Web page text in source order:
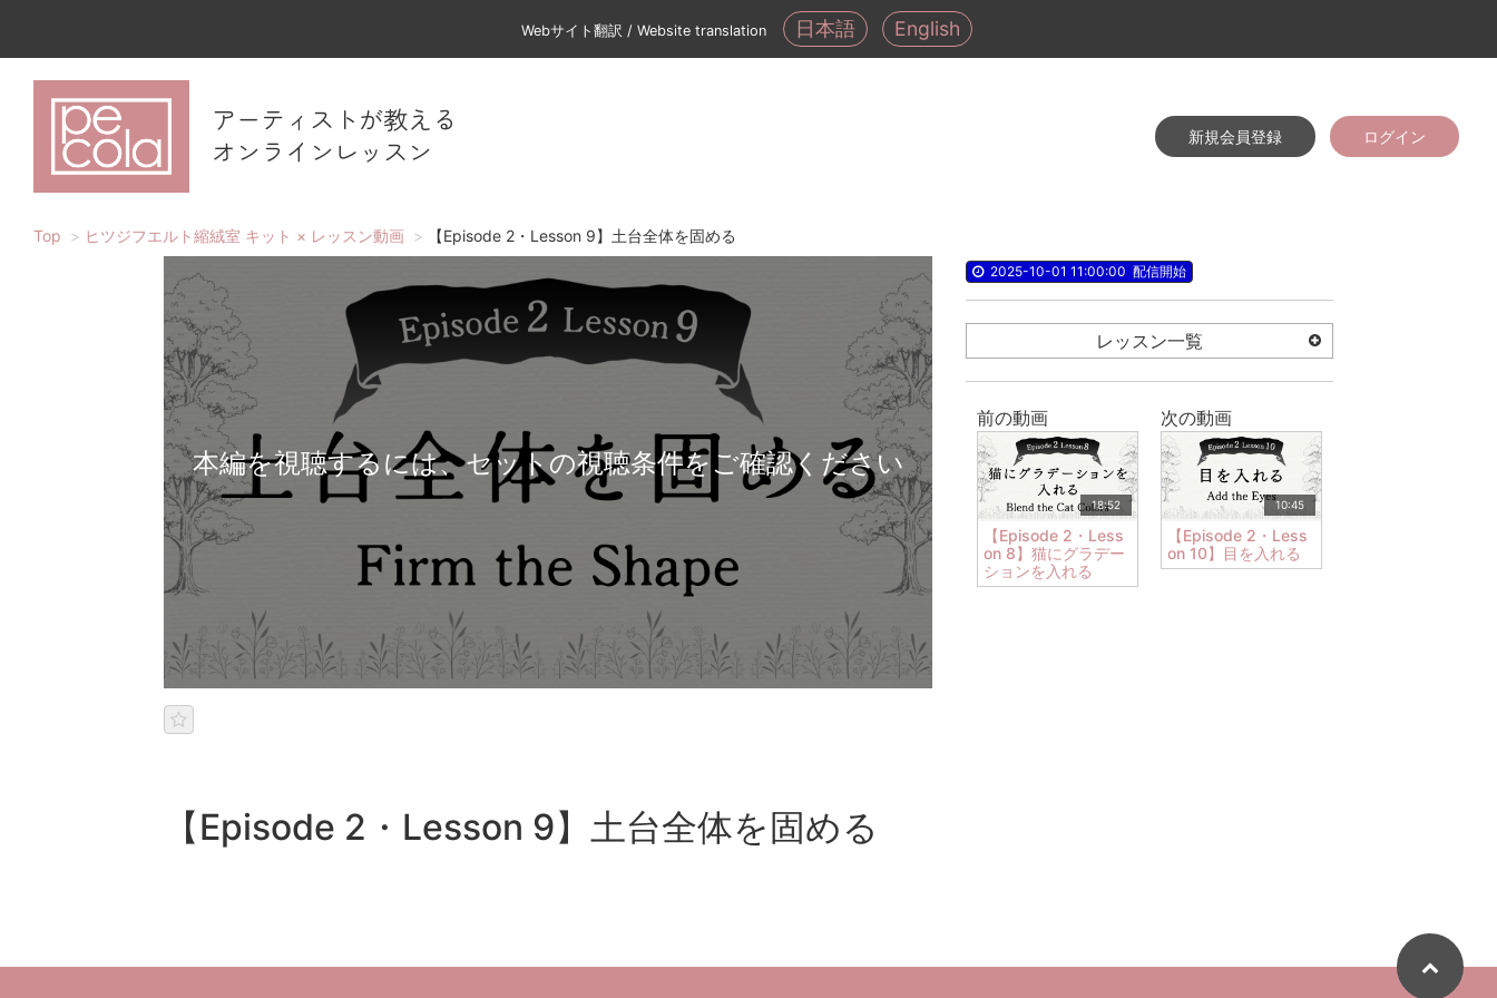
Webサイト翻訳 / Website translation 日本語 English
アーティストが教える
オンラインレッスン
新規会員登録 ログイン
Top ヒツジフエルト縮絨室 キット × レッスン動画 【Episode 2・Lesson 9】土台全体を固める
本編を視聴するには、セットの視聴条件をご確認ください
2025-10-01 11:00:00 配信開始
レッスン一覧
前の動画
18:52
【Episode 2・Less
on 8】猫にグラデー
ションを入れる
次の動画
10:45
【Episode 2・Less
on 10】目を入れる
【Episode 2・Lesson 9】土台全体を固める